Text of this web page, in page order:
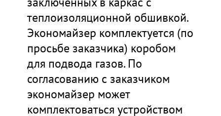
теплоизоляционной обшивкой.
Экономайзер комплектуется (по
просьбе заказчика) коробом
для подвода газов. По
согласованию с заказчиком
экономайзер может
комплектоваться устройством